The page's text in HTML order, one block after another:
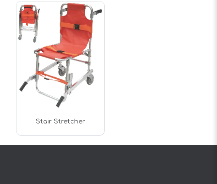
Stair Stretcher